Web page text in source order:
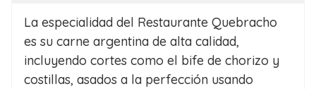
La especialidad del Restaurante Quebracho
es su carne argentina de alta calidad,
incluyendo cortes como el bife de chorizo y
costillas, asados a la perfección usando